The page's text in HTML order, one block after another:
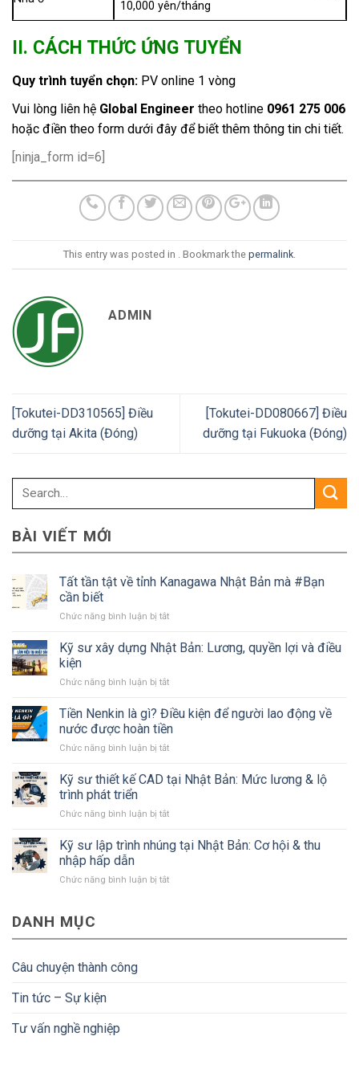
10,000 yên/tháng
II. CÁCH THỨC ỨNG TUYỂN
Quy trình tuyển chọn: PV online 1 vòng
Vui lòng liên hệ Global Engineer theo hotline 0961 275 006
hoặc điền theo form dưới đây để biết thêm thông tin chi tiết.
[ninja_form id=6]
This entry was posted in . Bookmark the permalink
ADMIN
[Tokutei-DD310565] Điều
dưỡng tại Akita (Đóng)
[Tokutei-DD080667] Điều
dưỡng tại Fukuoka (Đóng)
BÀI VIẾT MỚI
Tất tần tật về tỉnh Kanagawa Nhật Bản mà #Bạn
cần biết
Chức năng bình luận bị tắtở
tần
tật
tỉnh
Nhật
Bản
#Bạn
biết
Kỹ sư xây dựng Nhật Bản: Lương, quyền lợi và điều
kiện
Chức năng bình luận bị tắtở
sư
xây
dựng
Nhật
Lương,
và
kiện
Tiền Nenkin là gì? Điều kiện để người lao động về
nước được hoàn tiền
Chức năng bình luận bị tắtở
Nenkin
là
Điều
để
động
hoàn
Kỹ sư thiết kế CAD tại Nhật Bản: Mức lương & lộ
trình phát triển
Chức năng bình luận bị tắtở
sư
thiết
CAD
Mức
Kỹ sư lập trình nhúng tại Nhật Bản: Cơ hội & thu
nhập hấp dẫn
Chức năng bình luận bị tắtở
DANH MỤC
Câu chuyện thành công
Tin tức – Sự kiện
Tư vấn nghề nghiệp